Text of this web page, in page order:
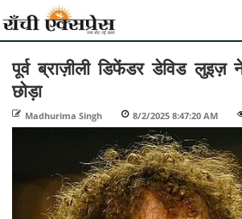
पूर्व ब्राज़ीली डिफेंडर डेविड लुइज़
छोड़ा
Madhurima Singh 8/2/2025 8:47:20 AM